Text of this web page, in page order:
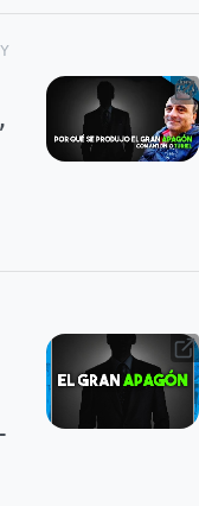
africanos y
de carbono.